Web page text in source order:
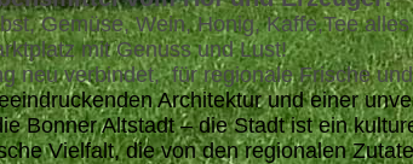
Gemüse, Wein, Honig, Kaffe,Tee
mit Genuss und Lust!
neu verbindet, für regionale Frische
Architektur und einer
Bonner Altstadt – die Stadt ist ein
Vielfalt, die von den regionalen